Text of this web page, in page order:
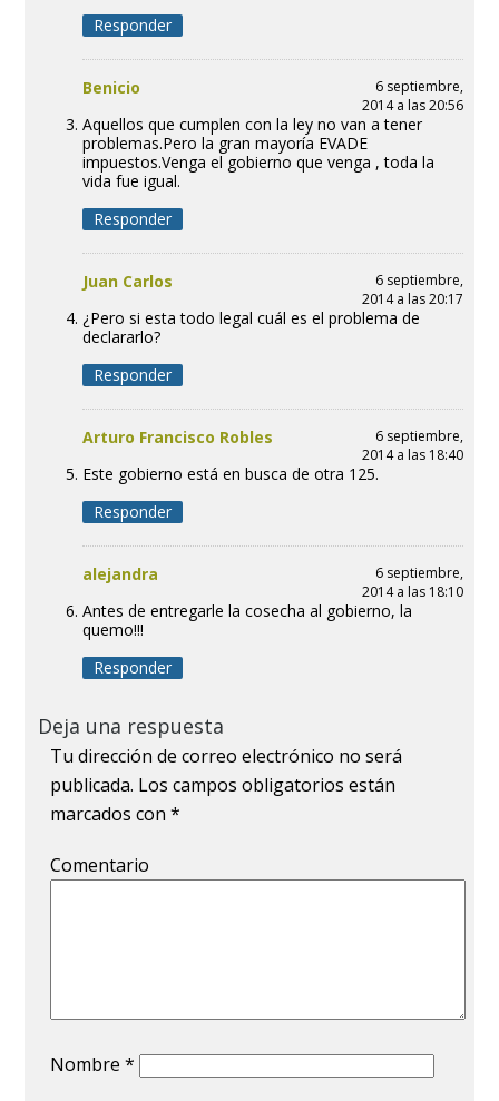
Responder
Benicio
6 septiembre,
2014 a las 20:56
Aquellos que cumplen con la ley no van a tener
problemas.Pero la gran mayoría EVADE
impuestos.Venga el gobierno que venga , toda la
vida fue igual.
Responder
Juan Carlos
6 septiembre,
2014 a las 20:17
¿Pero si esta todo legal cuál es el problema de
declararlo?
Responder
Arturo Francisco Robles
6 septiembre,
2014 a las 18:40
Este gobierno está en busca de otra 125.
Responder
alejandra
6 septiembre,
2014 a las 18:10
Antes de entregarle la cosecha al gobierno, la
quemo!!!
Responder
Deja una respuesta
Tu dirección de correo electrónico no será
publicada. Los campos obligatorios están
marcados con*
Comentario
Nombre*